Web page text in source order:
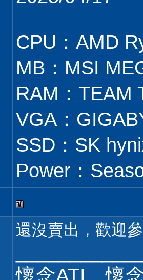
CPU：AMD
MB：MSI
RAM：TEAM
VGA：
SSD：SK
Power：
還沒賣出，歡迎